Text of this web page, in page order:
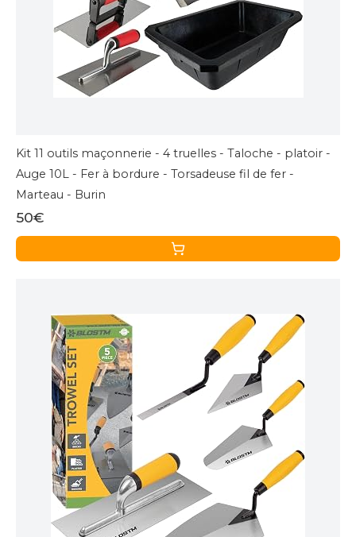
Kit 11 outils maçonnerie - 4 truelles - Taloche - platoir -
Auge 10L - Fer à bordure - Torsadeuse fil de fer -
Marteau - Burin
50€